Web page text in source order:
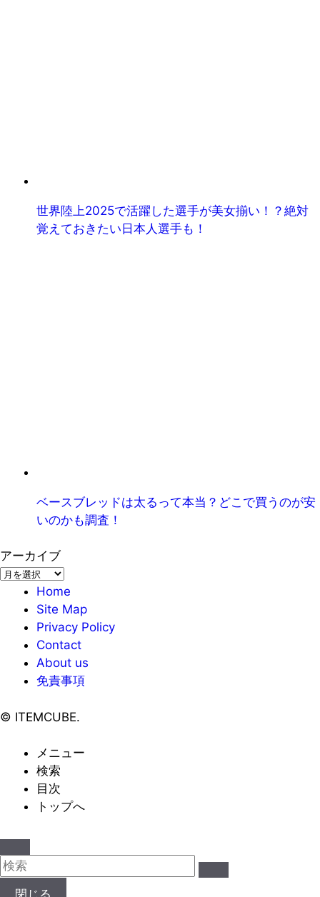
世界陸上2025で活躍した選手が美女揃い！？絶対
覚えておきたい日本人選手も！
ベースブレッドは太るって本当？どこで買うのが安
いのかも調査！
アーカイブ
ア
Home
Site Map
Privacy Policy
Contact
About us
免責事項
© ITEMCUBE.
メニュー
検索
目次
トップへ
閉じる